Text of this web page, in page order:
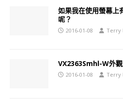
如果我在使用螢幕上
呢？
2016-01-08 Terry
VX2363Smhl-W外觀
2016-01-08 Terry